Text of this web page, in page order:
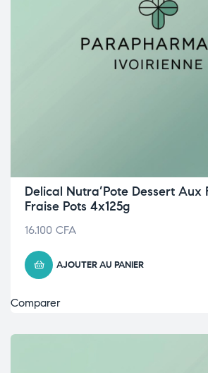
Delical Nutra’Pote Dessert Aux
Fraise Pots 4x125g
16.100 CFA
AJOUTER AU PANIER
Comparer